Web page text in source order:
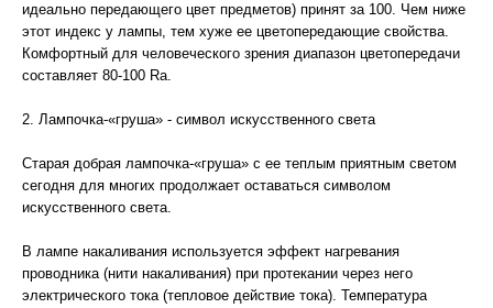
идеально передающего цвет предметов) принят за 100. Чем ниже
этот индекс у лампы, тем хуже ее цветопередающие свойства.
Комфортный для человеческого зрения диапазон цветопередачи
составляет 80-100 Ra.
2. Лампочка-«груша» - символ искусственного света
Старая добрая лампочка-«груша» с ее теплым приятным светом
сегодня для многих продолжает оставаться символом
искусственного света.
В лампе накаливания используется эффект нагревания
проводника (нити накаливания) при протекании через него
электрического тока (тепловое действие тока). Температура